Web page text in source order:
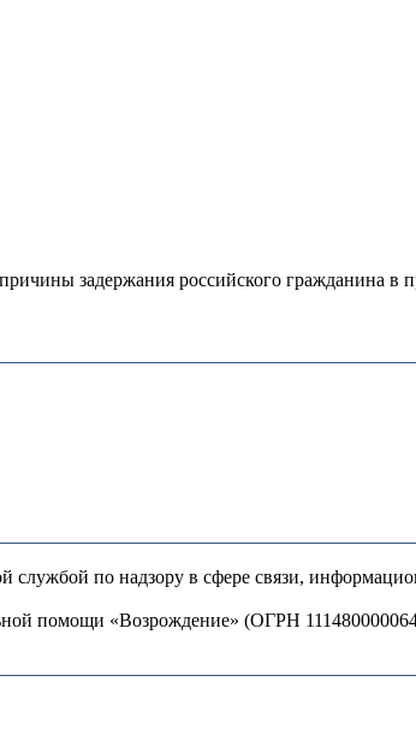
задержания российского гражданина в
по надзору в сфере связи,
помощи «Возрождение» (ОГРН